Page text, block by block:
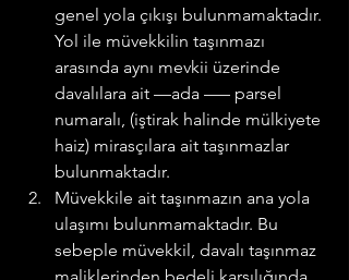
genel yola çıkışı bulunmamaktadır.
Yol ile müvekkilin taşınmazı
arasında aynı mevkii üzerinde
davalılara ait —ada —– parsel
numaralı, (iştirak halinde mülkiyete
haiz) mirasçılara ait taşınmazlar
bulunmaktadır.
Müvekkile ait taşınmazın ana yola
ulaşımı bulunmamaktadır. Bu
sebeple müvekkil, davalı taşınmaz